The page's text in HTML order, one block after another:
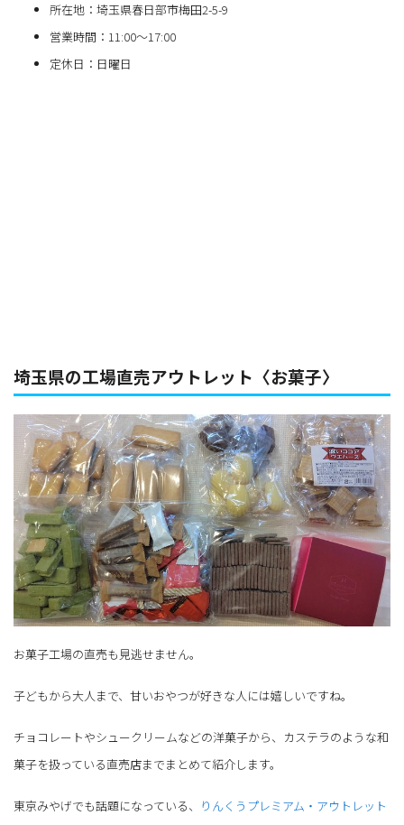
所在地：埼玉県春日部市梅田2-5-9
営業時間：11:00～17:00
定休日：日曜日
埼玉県の工場直売アウトレット〈お菓子〉
お菓子工場の直売も見逃せません。
子どもから大人まで、甘いおやつが好きな人には嬉しいですね。
チョコレートやシュークリームなどの洋菓子から、カステラのような和
菓子を扱っている直売店までまとめて紹介します。
東京みやげでも話題になっている、 りんくうプレミアム・アウトレット